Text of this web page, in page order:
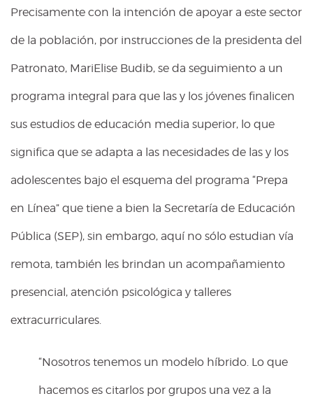
Precisamente con la intención de apoyar a este sector
de la población, por instrucciones de la presidenta del
Patronato, MariElise Budib, se da seguimiento a un
programa integral para que las y los jóvenes finalicen
sus estudios de educación media superior, lo que
significa que se adapta a las necesidades de las y los
adolescentes bajo el esquema del programa “Prepa
en Línea” que tiene a bien la Secretaría de Educación
Pública (SEP), sin embargo, aquí no sólo estudian vía
remota, también les brindan un acompañamiento
presencial, atención psicológica y talleres
extracurriculares.
“Nosotros tenemos un modelo híbrido. Lo que
hacemos es citarlos por grupos una vez a la